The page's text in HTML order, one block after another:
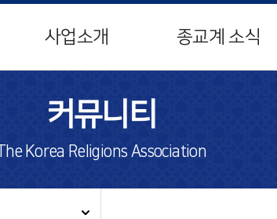
사업소개 종교계 소식
커뮤니티
Korea Religions Association